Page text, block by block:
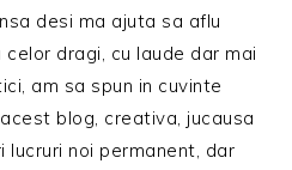
desi ma ajuta sa aflu
celor dragi, cu laude dar mai
am sa spun in cuvinte
blog, creativa, jucausa
noi permanent, dar